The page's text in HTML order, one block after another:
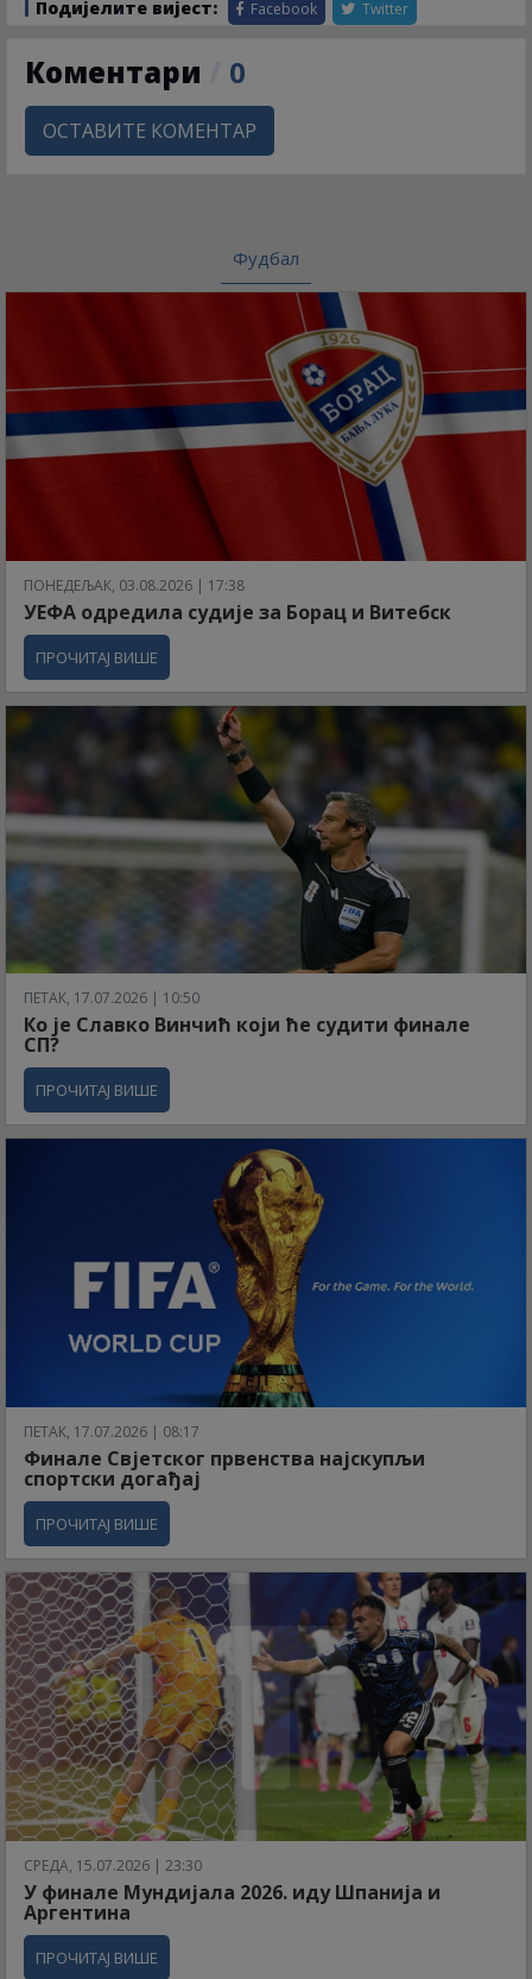
Подијелите вијест: Facebook Twitter
Коментари 0
ОСТАВИТЕ КОМЕНТАР
Фудбал
ПОНЕДЕЉАК, 03.08.2026 | 17:38
УЕФА одредила судије за Борац и Витебск
ПРОЧИТАЈ ВИШЕ
ПЕТАК, 17.07.2026 | 10:50
Ко је Славко Винчић који ће судити финале
СП?
ПРОЧИТАЈ ВИШЕ
ПЕТАК, 17.07.2026 | 08:17
Финале Свјетског првенства најскупљи
спортски догађај
ПРОЧИТАЈ ВИШЕ
СРЕДА, 15.07.2026 | 23:30
У финале Мундијала 2026. иду Шпанија и
Аргентина
ПРОЧИТАЈ ВИШЕ